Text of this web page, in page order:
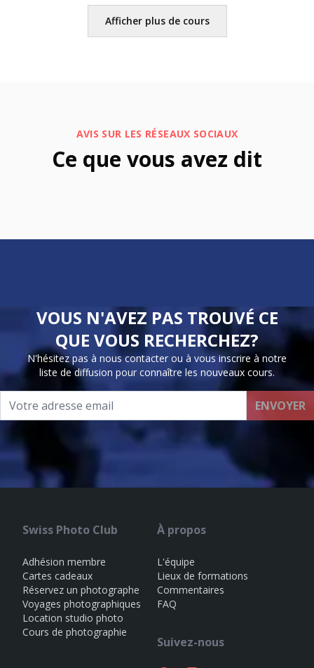
Afficher plus de cours
AVIS SUR LES RÉSEAUX SOCIAUX
Ce que vous avez dit
VOUS N'AVEZ PAS TROUVÉ CE
QUE VOUS RECHERCHEZ?
N'hésitez pas à nous contacter ou à vous inscrire à notre
liste de diffusion pour connaître les nouveaux cours.
ENVOYER
Swiss Photo Club
Adhésion membre
Cartes cadeaux
Réservez un photographe
Voyages photographiques
Location studio photo
Cours de photographie
À propos
L'équipe
Lieux de formations
Commentaires
FAQ
Suivez-nous